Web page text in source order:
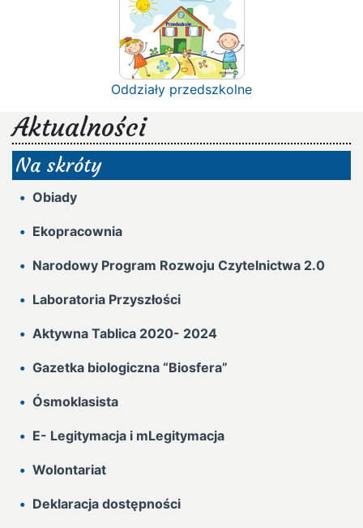
Oddziały przedszkolne
Aktualności
Na skróty
Obiady
Ekopracownia
Narodowy Program Rozwoju Czytelnictwa 2.0
Laboratoria Przyszłości
Aktywna Tablica 2020- 2024
Gazetka biologiczna “Biosfera”
Ósmoklasista
E- Legitymacja i mLegitymacja
Wolontariat
Deklaracja dostępności